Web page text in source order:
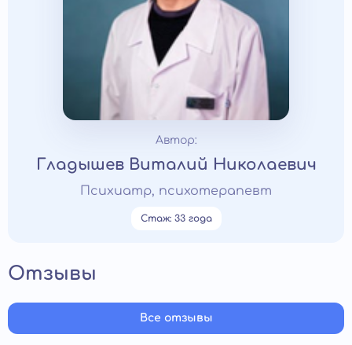
Автор:
Гладышев Виталий Николаевич
Психиатр, психотерапевт
Стаж: 33 года
Отзывы
Все отзывы